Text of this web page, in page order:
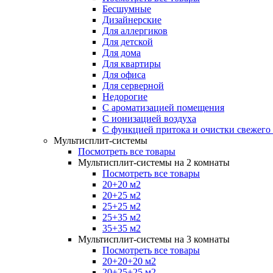
Бесшумные
Дизайнерские
Для аллергиков
Для детской
Для дома
Для квартиры
Для офиса
Для серверной
Недорогие
С ароматизацией помещения
С ионизацией воздуха
С функцией притока и очистки свежего
Мультисплит-системы
Посмотреть все товары
Мультисплит-системы на 2 комнаты
Посмотреть все товары
20+20 м2
20+25 м2
25+25 м2
25+35 м2
35+35 м2
Мультисплит-системы на 3 комнаты
Посмотреть все товары
20+20+20 м2